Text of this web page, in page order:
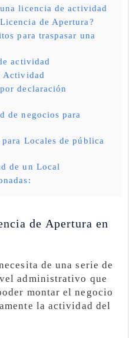
licencia de actividad
de Apertura?
para traspasar una
actividad
Actividad
declaración
de negocios para
Locales de pública
de un Local
de Apertura en
de una serie de
administrativo que
montar el negocio
la actividad del